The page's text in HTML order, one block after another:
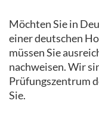
Möchten Sie in
einer deutschen
müssen Sie
nachweisen. Wir
Prüfungszentrum
Sie.